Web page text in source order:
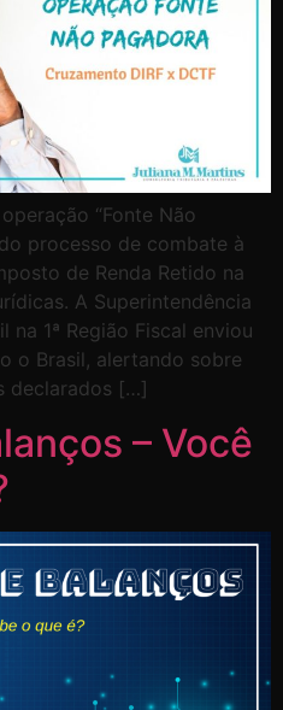
“Fonte Não
processo de combate à
de Renda Retido na
A Superintendência
na 1ª Região Fiscal enviou
o Brasil, alertando sobre
declarados […]
– Você